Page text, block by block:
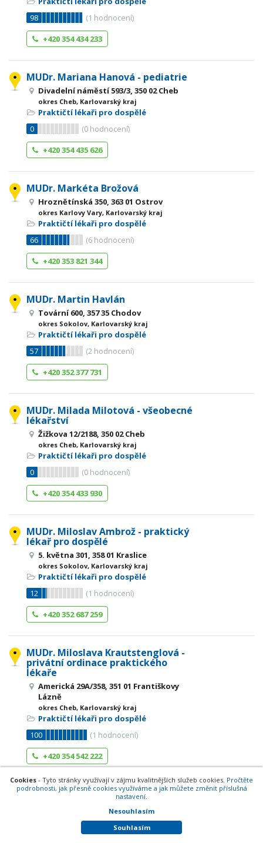
98
(1 hodnocení)
+420 354 434 233
MUDr. Mariana Hanová - pediatrie
Divadelní náměstí 593/3, 350 02 Cheb
okres Cheb, Karlovarský kraj
Praktičtí lékaři pro dospělé
0
(0 hodnocení)
+420 354 435 626
MUDr. Markéta Brožová
Hroznětínská 350, 363 01 Ostrov
okres Karlovy Vary, Karlovarský kraj
Praktičtí lékaři pro dospělé
66
(6 hodnocení)
+420 353 821 344
MUDr. Martin Havlán
Tovární 600, 357 35 Chodov
okres Sokolov, Karlovarský kraj
Praktičtí lékaři pro dospělé
57
(2 hodnocení)
+420 352 377 731
MUDr. Milada Milotová - všeobecné
lékařství
Žižkova 12/2188, 350 02 Cheb
okres Cheb, Karlovarský kraj
Praktičtí lékaři pro dospělé
0
(0 hodnocení)
+420 354 433 930
MUDr. Miloslav Ambrož - praktický
lékař pro dospělé
5. května 301, 358 01 Kraslice
okres Sokolov, Karlovarský kraj
Praktičtí lékaři pro dospělé
12
(1 hodnocení)
+420 352 687 259
MUDr. Miloslava Krautstenglová -
privátní ordinace praktického
lékaře
Americká 29A/358, 351 01 Františkovy
Lázně
okres Cheb, Karlovarský kraj
Praktičtí lékaři pro dospělé
100
(1 hodnocení)
+420 354 542 222
MUDr. Miloslava Krautštenglová -
okres Cheb, Karlovarský kraj
Cookies - Tyto stránky využívají v zájmu kvalitnějších služeb cookies. Pročtěte
podrobnosti, jak přesně cookies využíváme a jak můžete změnit příslušná
nastavení.
Nesouhlasím
Souhlasím